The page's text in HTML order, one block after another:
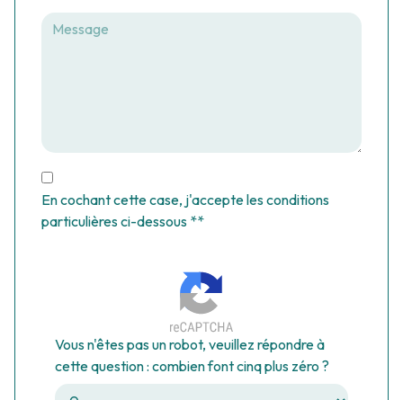
En cochant cette case, j'accepte les conditions
particulières ci-dessous **
Vous n'êtes pas un robot, veuillez répondre à
cette question : combien font cinq plus zéro ?